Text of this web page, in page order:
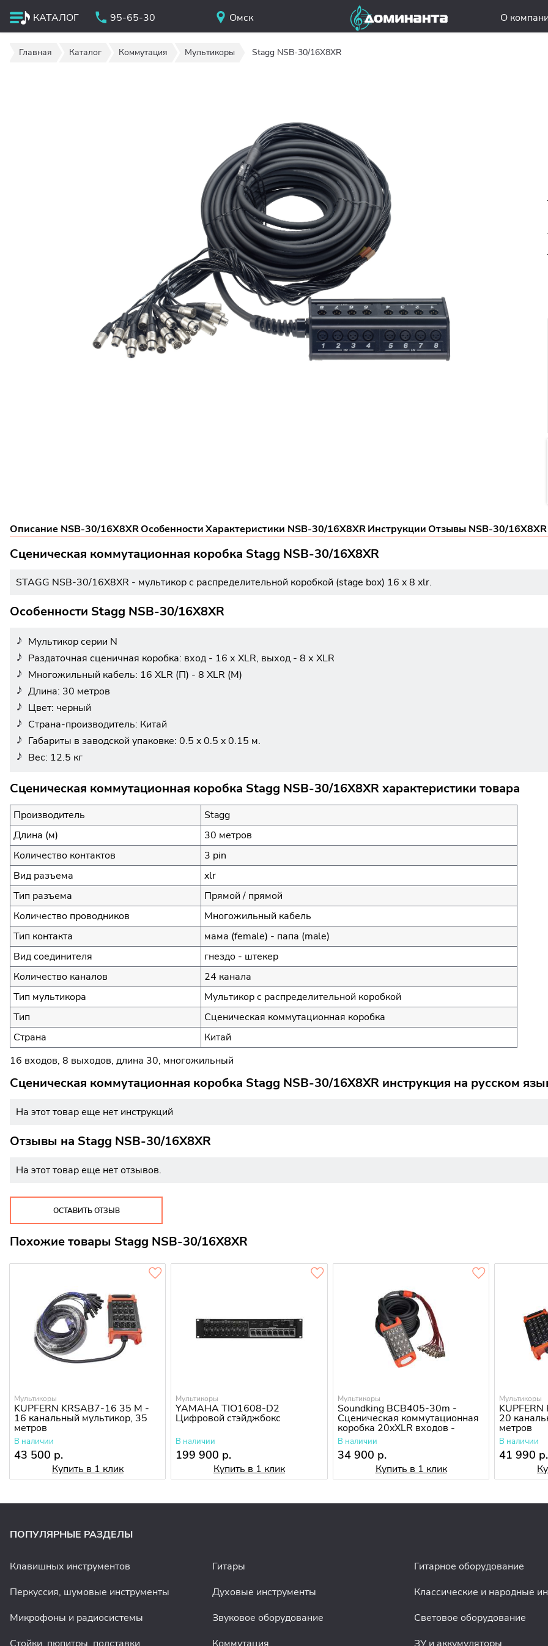
КАТАЛОГ 95-65-30 Омск О
Главная Каталог Коммутация Мультикоры Stagg NSB-30/16X8XR
Описание NSB-30/16X8XRОсобенностиХарактеристики NSB-30/16X8XRИнструкцииОтзывы NSB-30/16X8XR
Сценическая коммутационная коробка Stagg NSB-30/16X8XR
STAGG NSB-30/16X8XR - мультикор с распределительной коробкой (stage box) 16 x 8 xlr.
Особенности Stagg NSB-30/16X8XR
Мультикор серии N
Раздаточная сценичная коробка: вход - 16 х XLR, выход - 8 х XLR
Многожильный кабель: 16 XLR (П) - 8 XLR (М)
Длина: 30 метров
Цвет: черный
Страна-производитель: Китай
Габариты в заводской упаковке: 0.5 x 0.5 x 0.15 м.
Вес: 12.5 кг
Сценическая коммутационная коробка Stagg NSB-30/16X8XR характеристики товара
Производитель
Stagg
Длина (м)
30 метров
Количество контактов
3 pin
Вид разъема
xlr
Тип разъема
Прямой / прямой
Количество проводников
Многожильный кабель
Тип контакта
мама (female) - папа (male)
Вид соединителя
гнездо - штекер
Количество каналов
24 канала
Тип мультикора
Мультикор с распределительной коробкой
Тип
Сценическая коммутационная коробка
Страна
Китай
16 входов, 8 выходов, длина 30, многожильный
Сценическая коммутационная коробка Stagg NSB-30/16X8XR инструкция на русском
На этот товар еще нет инструкций
Отзывы на Stagg NSB-30/16X8XR
На этот товар еще нет отзывов.
ОСТАВИТЬ ОТЗЫВ
Похожие товары Stagg NSB-30/16X8XR
Мультикоры
KUPFERN KRSAB7-16 35 M -
16 канальный мультикор, 35
метров
В наличии
43 500 р.
Купить в 1 клик
Мультикоры
YAMAHA TIO1608-D2
Цифровой стэйджбокс
В наличии
199 900 р.
Купить в 1 клик
Мультикоры
Soundking BCB405-30m -
Сценическая коммутационная
коробка 20xXLR входов -
4xXLR выходов
В наличии
34 900 р.
Купить в 1 клик
Мультикоры
20
метров
В наличии
41 990 р.
ПОПУЛЯРНЫЕ РАЗДЕЛЫ
Клавишных инструментов Гитары
Гитарное оборудование
Перкуссия, шумовые инструменты
Духовые инструменты
Классические и народные
Микрофоны и радиосистемы
Звуковое оборудование
Световое оборудование